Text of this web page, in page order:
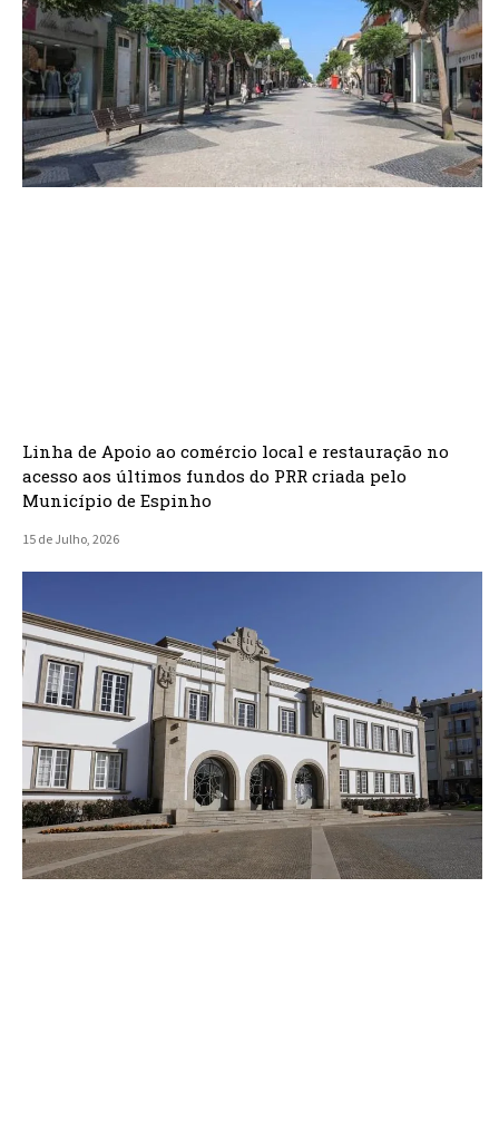
Linha de Apoio ao comércio local e restauração no
acesso aos últimos fundos do PRR criada pelo
Município de Espinho
15 de Julho, 2026